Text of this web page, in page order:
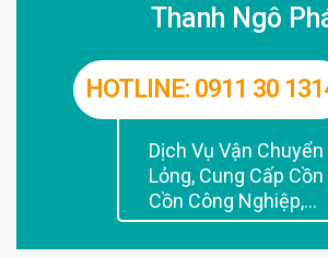
Thanh Ngô
HOTLINE: 0911 30
Dịch Vụ Vận
Lỏng, Cung Cấp Cồn
Cồn Công Nghiệp,...